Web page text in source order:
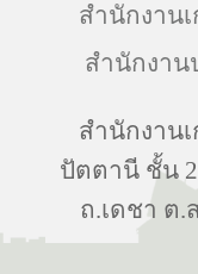
สำนักงาน
สำนักงาน
สำนักงาน
ปัตตานี ชั้น
ถ.เดชา ต.